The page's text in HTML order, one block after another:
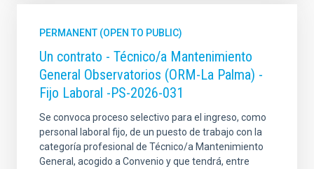
PERMANENT (OPEN TO PUBLIC)
Un contrato - Técnico/a Mantenimiento
General Observatorios (ORM-La Palma) -
Fijo Laboral -PS-2026-031
Se convoca proceso selectivo para el ingreso, como
personal laboral fijo, de un puesto de trabajo con la
categoría profesional de Técnico/a Mantenimiento
General, acogido a Convenio y que tendrá, entre